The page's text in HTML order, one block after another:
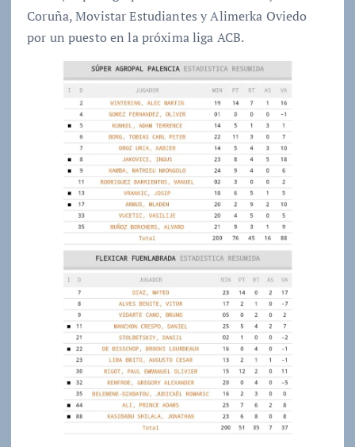
Coruña, Movistar Estudiantes y Alimerka Oviedo
por un puesto en la próxima liga ACB.